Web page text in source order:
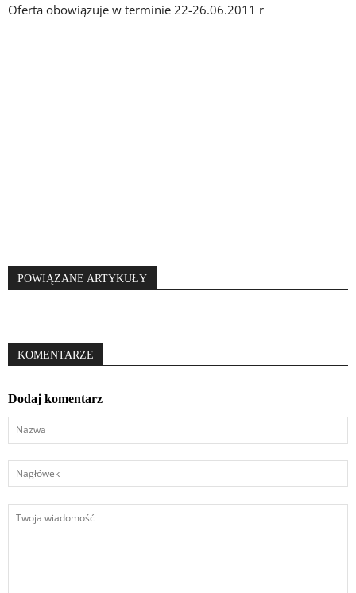
Oferta obowiązuje w terminie 22-26.06.2011 r
POWIĄZANE ARTYKUŁY
KOMENTARZE
Dodaj komentarz
Nazwa
Nagłówek
Twoja
wiadomość